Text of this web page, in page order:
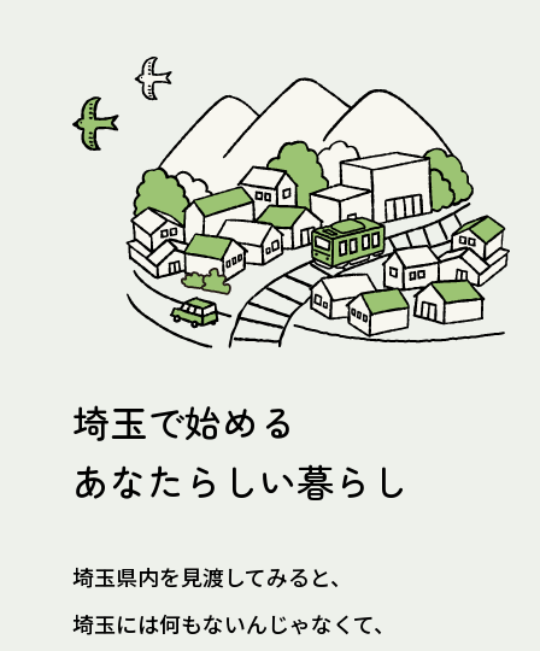
埼玉で始める
あなたらしい暮らし
埼玉県内を見渡してみると、
埼玉には何もないんじゃなくて、